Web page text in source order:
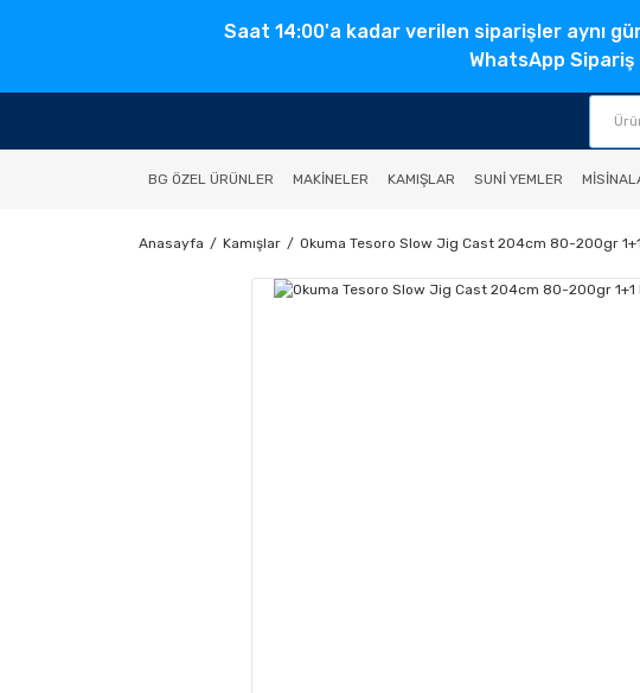
Saat 14:00'a kadar verilen siparişler aynı
WhatsApp
BG ÖZEL ÜRÜNLER MAKINELER KAMIŞLAR SUNI YEMLER
Anasayfa Kamışlar Okuma Tesoro Slow Jig Cast 204cm 80-200gr 1+1